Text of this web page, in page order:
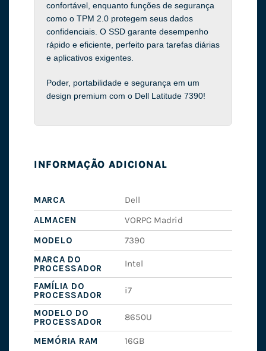
confortável, enquanto funções de segurança
como o TPM 2.0 protegem seus dados
confidenciais. O SSD garante desempenho
rápido e eficiente, perfeito para tarefas diárias
e aplicativos exigentes.
Poder, portabilidade e segurança em um
design premium com o Dell Latitude 7390!
INFORMAÇÃO ADICIONAL
MARCA
Dell
ALMACEN
VORPC Madrid
MODELO
7390
MARCA DO
PROCESSADOR
Intel
FAMÍLIA DO
PROCESSADOR
i7
MODELO DO
PROCESSADOR
8650U
MEMÓRIA RAM
16GB